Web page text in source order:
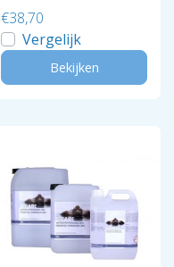
€38,70
Vergelijk
Bekijken